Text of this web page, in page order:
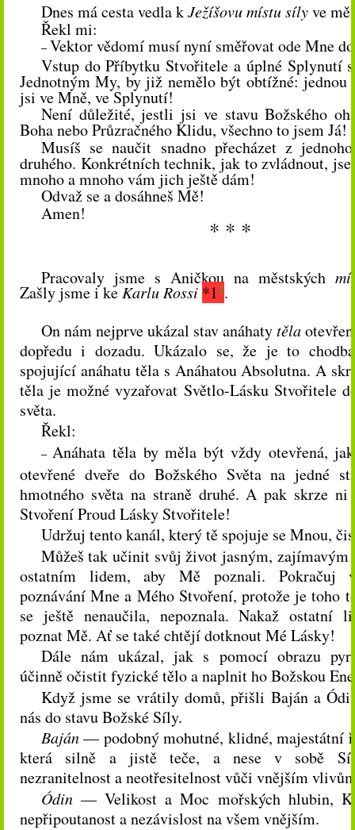
Dnes má cesta vedla kJežíšovu místu sílyve
Řekl mi:
– Vektor vědomí musí nyní směřovat ode Mne
Vstup do Příbytku Stvořitele a úplné Splynutí
Jednotným My, by již nemělo být obtížné: jednou
jsi ve Mně, ve Splynutí!
Není důležité, jestli jsi ve stavu Božského
Boha nebo Průzračného Klidu, všechno to jsem Já!
Musíš se naučit snadno přecházet z
druhého. Konkrétních technik, jak to zvládnout,
mnoho a mnoho vám jich ještě dám!
Odvaž se a dosáhneš Mě!
Amen!
* * *
Pracovaly jsme s Aničkou na městských
Zašly jsme i ke Karlu Rossi *11.
On nám nejprve ukázal stav anáhatytěla
dopředu i dozadu. Ukázalo se, že je to
spojující anáhatu těla s Anáhatou Absolutna. A
těla je možné vyzařovat Světlo-Lásku Stvořitele
světa.
Řekl:
– Anáhata těla by měla být vždy otevřená,
otevřené dveře do Božského Světa na jedné
hmotného světa na straně druhé. A pak skrze
Stvoření Proud Lásky Stvořitele!
Udržuj tento kanál, který tě spojuje se Mnou,
Můžeš tak učinit svůj život jasným, zajímavým
ostatním lidem, aby Mě poznali. Pokračuj
poznávání Mne a Mého Stvoření, protože je toho
se ještě nenaučila, nepoznala. Nakaž ostatní
poznat Mě. Ať se také chtějí dotknout Mé Lásky!
Dále nám ukázal, jak s pomocí obrazu
účinně očistit fyzické tělo a naplnit ho Božskou
Když jsme se vrátily domů, přišli Baján a
nás do stavu Božské Síly.
Baján— podobný mohutné, klidné, majestátní
která silně a jistě teče, a nese v sobě
nezranitelnost a neotřesitelnost vůči vnějším
Ódin— Velikost a Moc mořských hlubin,
nepřipoutanost a nezávislost na všem vnějším.